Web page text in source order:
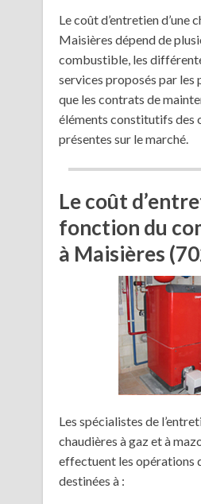
Le coût d’entretien d’une
Maisières dépend de
combustible, les
services proposés par les
que les contrats de
éléments constitutifs des
présentes sur le marché.
Le coût
fonction du
à Maisières
Les spécialistes de
chaudières à gaz et à
effectuent les opérations
destinées à :